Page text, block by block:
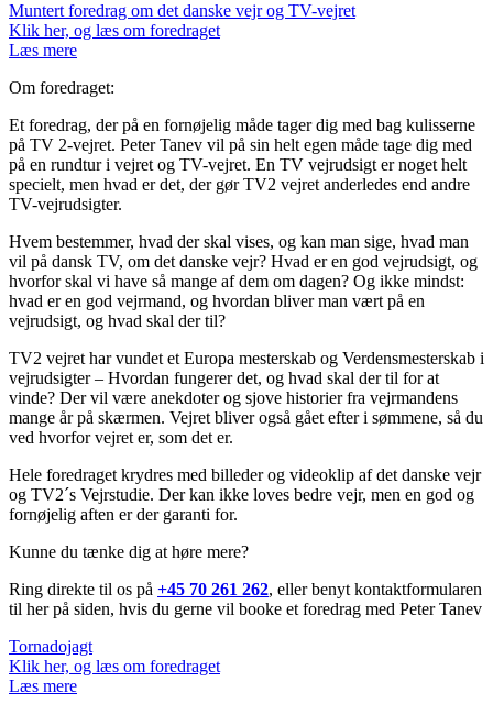
Muntert foredrag om det danske vejr og TV-vejret
Klik her, og læs om foredraget
Læs mere
Om foredraget:
Et foredrag, der på en fornøjelig måde tager dig med bag kulisserne
på TV 2-vejret. Peter Tanev vil på sin helt egen måde tage dig med
på en rundtur i vejret og TV-vejret. En TV vejrudsigt er noget helt
specielt, men hvad er det, der gør TV2 vejret anderledes end andre
TV-vejrudsigter.
Hvem bestemmer, hvad der skal vises, og kan man sige, hvad man
vil på dansk TV, om det danske vejr? Hvad er en god vejrudsigt, og
hvorfor skal vi have så mange af dem om dagen? Og ikke mindst:
hvad er en god vejrmand, og hvordan bliver man vært på en
vejrudsigt, og hvad skal der til?
TV2 vejret har vundet et Europa mesterskab og Verdensmesterskab i
vejrudsigter – Hvordan fungerer det, og hvad skal der til for at
vinde? Der vil være anekdoter og sjove historier fra vejrmandens
mange år på skærmen. Vejret bliver også gået efter i sømmene, så du
ved hvorfor vejret er, som det er.
Hele foredraget krydres med billeder og videoklip af det danske vejr
og TV2´s Vejrstudie. Der kan ikke loves bedre vejr, men en god og
fornøjelig aften er der garanti for.
Kunne du tænke dig at høre mere?
Ring direkte til os på +45 70 261 262, eller benyt kontaktformularen
til her på siden, hvis du gerne vil booke et foredrag med Peter Tanev
Tornadojagt
Klik her, og læs om foredraget
Læs mere